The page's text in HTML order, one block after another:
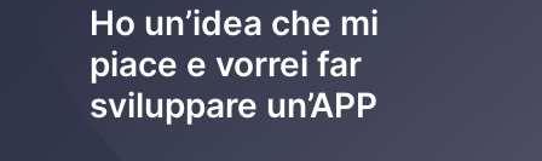
Ho un’idea che mi
piace e vorrei far
sviluppare un’APP